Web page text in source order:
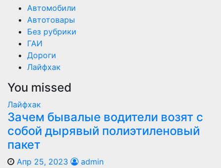
Автомобили
Автотовары
Без рубрики
ГАИ
Дороги
Лайфхак
You missed
Лайфхак
Зачем бывалые водители возят с
собой дырявый полиэтиленовый
пакет
Апр 25, 2023
admin